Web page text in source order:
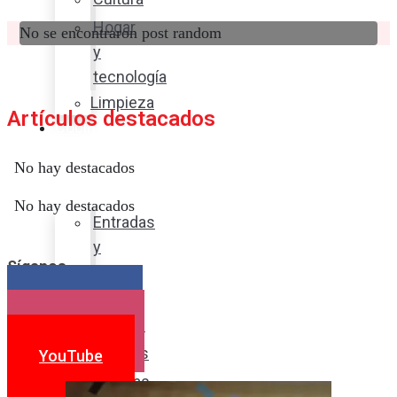
Hogar
y
tecnología
Limpieza
Cocina
sabor
Entradas
y
Postres
Bebidas
No se encontraron post random
Artículos destacados
No hay destacados
No hay destacados
Síganos
YouTube